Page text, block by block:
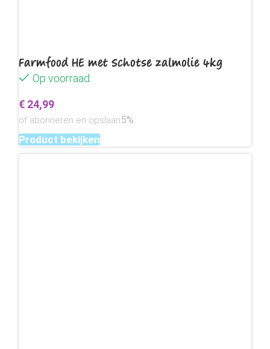
Farmfood HE met Schotse zalmolie 4kg
Op voorraad
€ 24,99
of abonneren en opslaan5%
Product bekijken